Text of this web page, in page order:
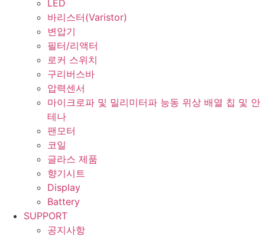
LED
바리스터(Varistor)
변압기
필터/리액터
로커 스위치
구리버스바
압력센서
마이크로파 및 밀리미터파 능동 위상 배열 칩 및 안
테나
팬모터
코일
글라스 제품
향기시트
Display
Battery
SUPPORT
공지사항